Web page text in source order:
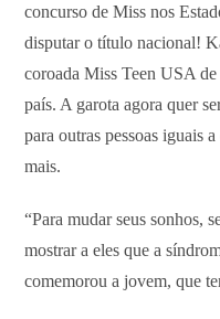
concurso de Miss nos
disputar o título nacional!
coroada Miss Teen USA
país. A garota agora quer
para outras pessoas iguais
mais.
“Para mudar seus sonhos,
mostrar a eles que a
comemorou a jovem, que